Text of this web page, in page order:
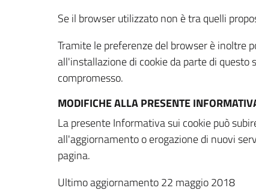
Se il browser utilizzato non è tra quelli
Tramite le preferenze del browser è inoltre
all'installazione di cookie da parte di
compromesso.
MODIFICHE ALLA PRESENTE
La presente Informativa sui cookie può
all'aggiornamento o erogazione di nuovi
pagina.
Ultimo aggiornamento 22 maggio 2018